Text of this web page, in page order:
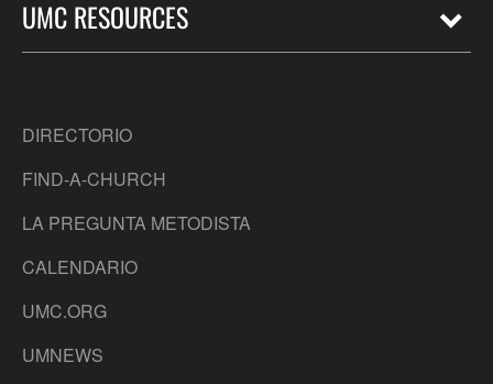
UMC RESOURCES
DIRECTORIO
FIND-A-CHURCH
LA PREGUNTA METODISTA
CALENDARIO
UMC.ORG
UMNEWS